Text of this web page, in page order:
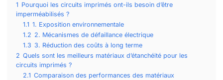
1 Pourquoi les circuits imprimés ont-ils besoin d’être
imperméabilisés ?
1.1 1. Exposition environnementale
1.2 2. Mécanismes de défaillance électrique
1.3 3. Réduction des coûts à long terme
2 Quels sont les meilleurs matériaux d’étanchéité pour les
circuits imprimés ?
2.1 Comparaison des performances des matériaux